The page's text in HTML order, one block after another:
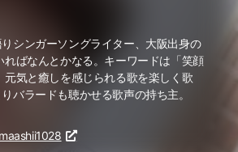
シンガーソングライター、大阪出身の
ればなんとかなる。キーワードは「笑顔
元気と癒しを感じられる歌を楽しく歌
バラードも聴かせる歌声の持ち主。